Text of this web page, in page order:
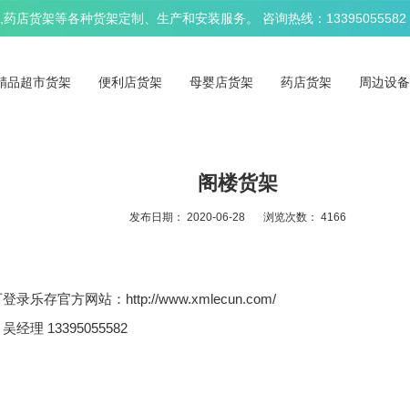
店货架等各种货架定制、生产和安装服务。 咨询热线：13395055582
品超市货架 便利店货架 母婴店货架 药店货架 周边设备
阁楼货架
发布日期： 2020-06-28 浏览次数： 4166
录乐存官方网站：http://www.xmlecun.com/
经理 13395055582